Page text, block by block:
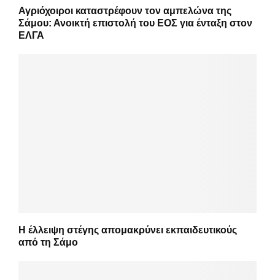
Αγριόχοιροι καταστρέφουν τον αμπελώνα της
Σάμου: Ανοικτή επιστολή του ΕΟΣ για ένταξη στον
ΕΛΓΑ
Η έλλειψη στέγης απομακρύνει εκπαιδευτικούς
από τη Σάμο